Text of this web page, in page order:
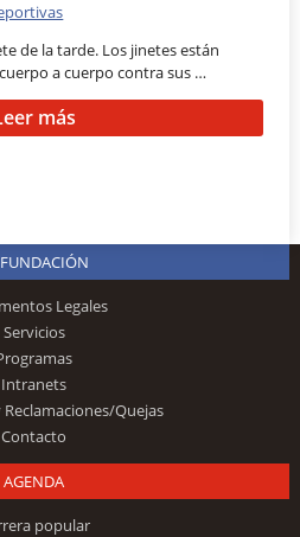
de la tarde. Los jinetes están
a cuerpo contra sus …
más
Legales
Servicios
Intranets
Reclamaciones/Quejas
Contacto
AGENDA
popular